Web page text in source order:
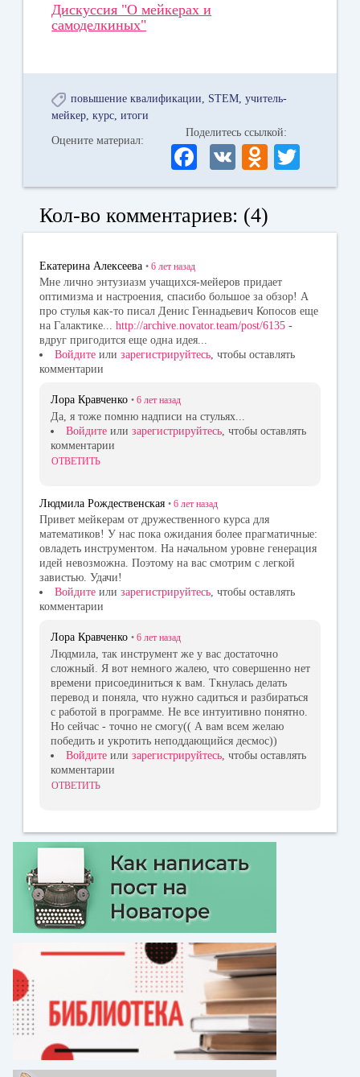
Дискуссия "О мейкерах и
самоделкиных"
повышение квалификации STEM учитель-
мейкер курс итоги
Оцените материал:
Поделитесь ссылкой:
Fa
ce
bo
ok
V
K
O
dn
la
ni
ki
wi
r
Кол-во комментариев: (4)
Екатерина Алексеева • 6 лет назад
Мне лично энтузиазм учащихся-мейеров придает
оптимизма и настроения, спасибо большое за обзор! А
про стулья как-то писал Денис Геннадьевич Копосов еще
на Галактике... http://archive.novator.team/post/6135 -
вдруг пригодится еще одна идея...
Войдите или зарегистрируйтесь, чтобы оставлять
комментарии
Лора Кравченко • 6 лет назад
Да, я тоже помню надписи на стульях...
Войдите или зарегистрируйтесь , чтобы оставлять
комментарии
ОТВЕТИТЬ
Людмила Рождественская • 6 лет назад
Привет мейкерам от дружественного курса для
математиков! У нас пока ожидания более прагматичные:
овладеть инструментом. На начальном уровне генерация
идей невозможна. Поэтому на вас смотрим с легкой
завистью. Удачи!
Войдите или зарегистрируйтесь, чтобы оставлять
комментарии
Лора Кравченко • 6 лет назад
Людмила, так инструмент же у вас достаточно
сложный. Я вот немного жалею, что совершенно нет
времени присоединиться к вам. Ткнулась делать
перевод и поняла, что нужно садиться и разбираться
с работой в программе. Не все интуитивно понятно.
Но сейчас - точно не смогу(( А вам всем желаю
победить и укротить неподдающийся десмос))
Войдите или зарегистрируйтесь , чтобы оставлять
комментарии
ОТВЕТИТЬ